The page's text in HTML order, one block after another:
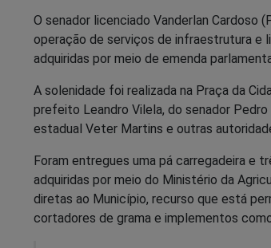
O senador licenciado Vanderlan Cardoso
operação de serviços de infraestrutura e
adquiridas por meio de emenda
A solenidade foi realizada na Praça da
prefeito Leandro Vilela, do senador
estadual Veter Martins e outras
Foram entregues uma pá carregadeira e
adquiridas por meio do Ministério da
diretas ao Município, recurso que está
cortadores de grama e implementos